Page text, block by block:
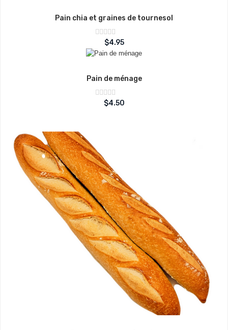
Pain chia et graines de tournesol
Note
0
sur
5
$4.95
Pain de ménage
Note
sur
$4.50